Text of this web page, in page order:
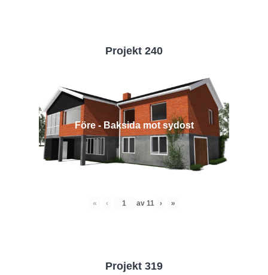
Projekt 240
Före - Baksida mot sydost
« ‹ av 11 › »
Projekt 319